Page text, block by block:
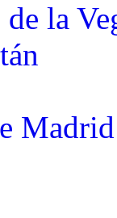
la
Madrid